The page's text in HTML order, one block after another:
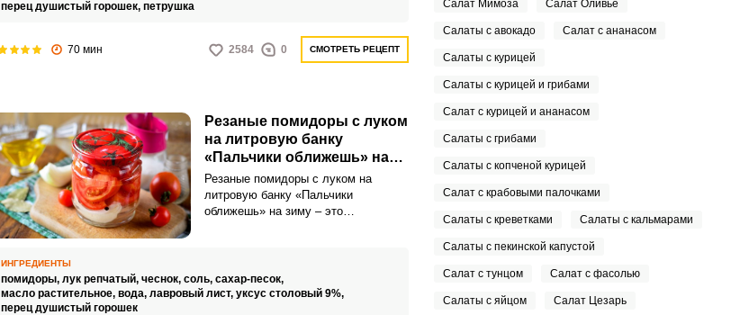
перец душистый горошек, петрушка
70 мин 2584 0 СМОТРЕТЬ РЕЦЕПТ
Резаные помидоры с луком
на литровую банку
«Пальчики оближешь» на
зиму
Резаные помидоры с луком на
литровую банку «Пальчики
оближешь» на зиму – это
закусок. Сочные помидоры,
нарезанные ломтиками, ароматный
ИНГРЕДИЕНТЫ
помидоры, лук репчатый, чеснок, соль, сахар-песок,
масло растительное, вода, лавровый лист, уксус столовый 9%,
перец душистый горошек
Салат Мимоза Салат Оливье
Салаты с авокадо Салат с ананасом
Салаты с курицей
Салаты с курицей и грибами
Салат с курицей и ананасом
Салаты с грибами
Салаты с копченой курицей
Салат с крабовыми палочками
Салаты с креветками Салаты с кальмарами
Салаты с пекинской капустой
Салат с тунцом Салат с фасолью
Салаты с яйцом Салат Цезарь